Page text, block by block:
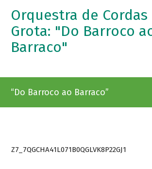
Orquestra de Cordas
Grota: "Do Barroco
Barraco"
“Do Barroco ao Barraco”
Z7_7QGCHA41L071B0QGLVK8P22GJ1